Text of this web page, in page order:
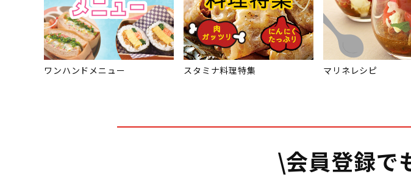
ワンハンドメニュー スタミナ料理特集 マリネレシピ
\会員登録で